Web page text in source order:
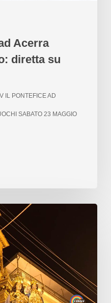
Acerra
diretta su
IL PONTEFICE AD
SABATO 23 MAGGIO